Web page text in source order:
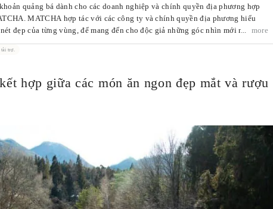
quảng bá dành cho các doanh nghiệp và chính quyền địa phương hợp
MATCHA hợp tác với các công ty và chính quyền địa phương hiểu
nét đẹp của từng vùng, để mang đến cho độc giả những góc nhìn mới mẻ về
được khám phá của Nhật Bản! Các bài viết được tạo dựa trên thông tin thu
quyền địa phương và các doanh nghiệp liên quan.
more
trợ.
hợp giữa các món ăn ngon đẹp mắt và rượu